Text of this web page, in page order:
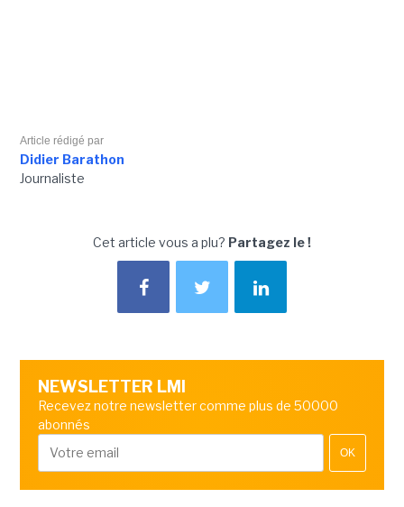
Article rédigé par
Didier Barathon
Journaliste
Cet article vous a plu? Partagez le !
NEWSLETTER LMI
Recevez notre newsletter comme plus de 50000
abonnés
OK